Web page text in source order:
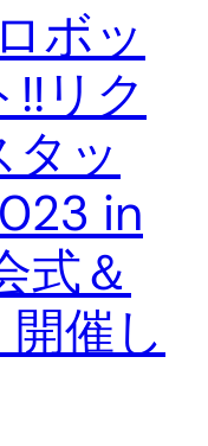
ボッ
!!リク
ッ
in
式＆
催し